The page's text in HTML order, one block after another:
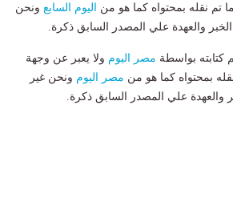
تم نقله بمحتواه كما هو من اليوم السابع ونحن
والعهدة علي المصدر السابق ذكرة.
كتابته بواسطة مصر اليوم ولا يعبر عن وجهة
بمحتواه كما هو من مصر اليوم ونحن غير
علي المصدر السابق ذكرة.